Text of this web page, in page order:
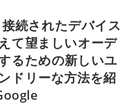
続されたデバイス
て望ましいオーデ
るための新しいユ
ドリーな方法を紹